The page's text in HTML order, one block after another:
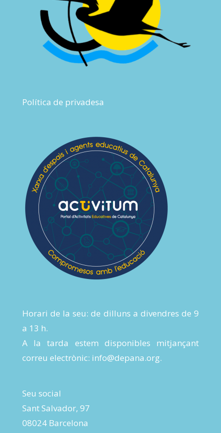
Política de privadesa
Horari de la seu: de dilluns a divendres de 9
a 13 h.
A la tarda estem disponibles mitjançant
correu electrònic: info@depana.org.
Seu social
Sant Salvador, 97
08024 Barcelona